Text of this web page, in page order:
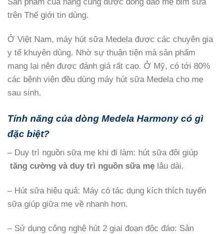
trên Thế giới tin dùng.
Ở Việt Nam, máy hút sữa Medela được các chuyên gia
y tế khuyên dùng. Nhờ sự thuận tiện mà sản phẩm
mang lại nên được đánh giá rất cao. Ở Mỹ, có tới 80%
các bệnh viện đều dùng máy hút sữa Medela cho mẹ
sau sinh.
Tính năng của dòng Medela Harmony có gì
đặc biệt?
– Duy trì nguồn sữa mẹ khi đi làm: hút sữa đôi giúp
tăng cường và duy trì nguồn sữa mẹ lâu dài.
– Hút sữa hiệu quả: Máy có tác dụng kích thích tuyến
sữa giúp giữa mẹ về nhanh hơn.
– Sử dụng công nghệ hút 2 giai đoạn độc đáo: Sản